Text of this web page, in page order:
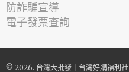
防詐騙宣導
電子發票查詢
© 2026. 台灣大批發｜台灣好購福利社